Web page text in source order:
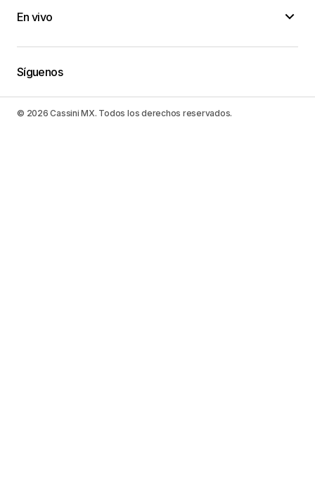
En vivo
Síguenos
© 2026 Cassini MX. Todos los derechos reservados.